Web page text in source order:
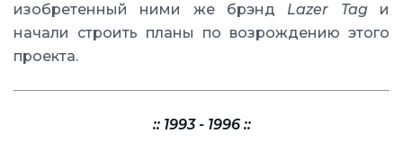
изобретенный ними же брэнд Lazer Tagи
начали строить планы по возрождению этого
проекта.
:: 1993 - 1996 ::